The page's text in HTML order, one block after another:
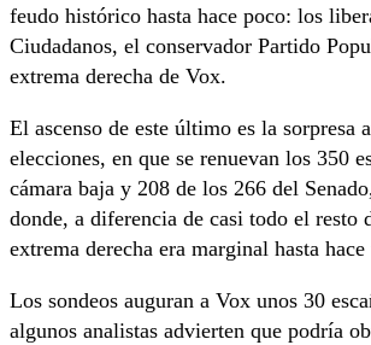
feudo histórico hasta hace poco: los
Ciudadanos, el conservador Partido
extrema derecha de Vox.
El ascenso de este último es la sorpresa
elecciones, en que se renuevan los 350
cámara baja y 208 de los 266 del
donde, a diferencia de casi todo el resto
extrema derecha era marginal hasta hace
Los sondeos auguran a Vox unos 30
algunos analistas advierten que podría